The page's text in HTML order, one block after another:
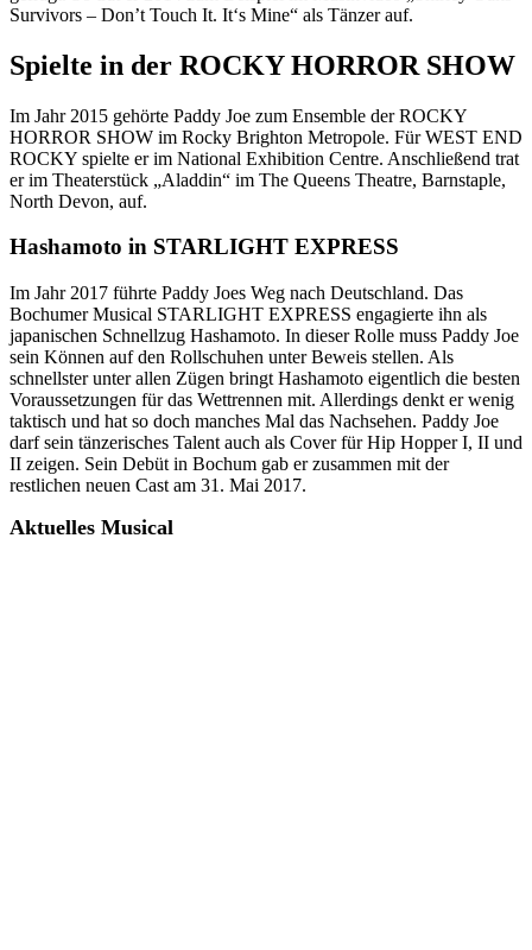
Survivors – Don’t Touch It. It‘s Mine“ als Tänzer auf.
Spielte in der ROCKY HORROR SHOW
Im Jahr 2015 gehörte Paddy Joe zum Ensemble der ROCKY
HORROR SHOW im Rocky Brighton Metropole. Für WEST END
ROCKY spielte er im National Exhibition Centre. Anschließend trat
er im Theaterstück „Aladdin“ im The Queens Theatre, Barnstaple,
North Devon, auf.
Hashamoto in STARLIGHT EXPRESS
Im Jahr 2017 führte Paddy Joes Weg nach Deutschland. Das
Bochumer Musical STARLIGHT EXPRESS engagierte ihn als
japanischen Schnellzug Hashamoto. In dieser Rolle muss Paddy Joe
sein Können auf den Rollschuhen unter Beweis stellen. Als
schnellster unter allen Zügen bringt Hashamoto eigentlich die besten
Voraussetzungen für das Wettrennen mit. Allerdings denkt er wenig
taktisch und hat so doch manches Mal das Nachsehen. Paddy Joe
darf sein tänzerisches Talent auch als Cover für Hip Hopper I, II und
II zeigen. Sein Debüt in Bochum gab er zusammen mit der
restlichen neuen Cast am 31. Mai 2017.
Aktuelles Musical